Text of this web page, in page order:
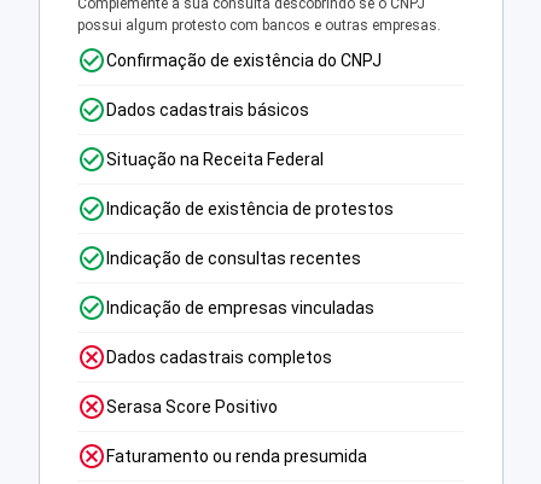
Complemente a sua consulta descobrindo se o CNPJ
possui algum protesto com bancos e outras empresas.
Confirmação de existência do CNPJ
Dados cadastrais básicos
Situação na Receita Federal
Indicação de existência de protestos
Indicação de consultas recentes
Indicação de empresas vinculadas
Dados cadastrais completos
Serasa Score Positivo
Faturamento ou renda presumida